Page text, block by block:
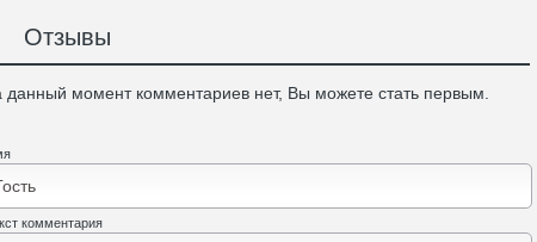
Отзывы
данный момент комментариев нет, Вы можете стать первым.
комментария